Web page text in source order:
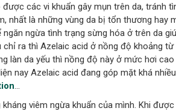
được các vi khuẩn gây mụn trên da, tránh
nhất là những vùng da bị tổn thương hay
ngừa tình trạng sừng hóa ở trên da
ra thì Azelaic acid ở nồng độ khoảng
làn da yếu thì nồng độ này ở mức hơi
nay Azelaic acid đang góp mặt khá
viêm ngừa khuẩn của mình. Khi